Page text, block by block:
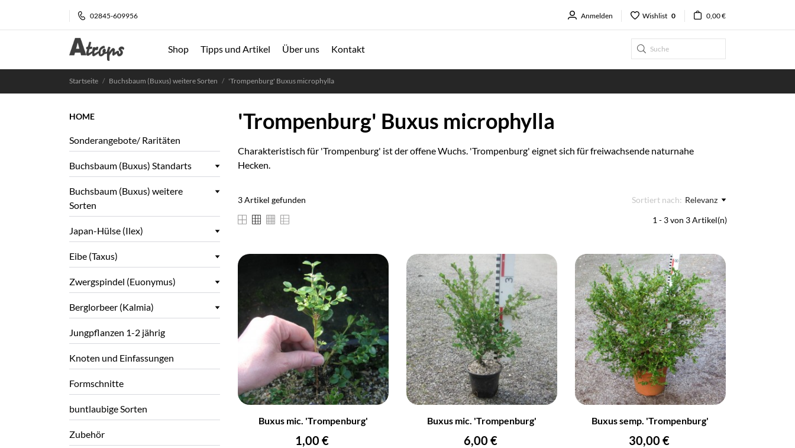
02845-609956 Anmelden Wishlist 0 0,00 €
Shop Tipps und Artikel Über uns Kontakt
Startseite Buchsbaum (Buxus) weitere Sorten 'Trompenburg' Buxus microphylla
HOME
Sonderangebote/ Raritäten
Buchsbaum (Buxus) Standarts
Buchsbaum (Buxus) weitere
Sorten
Japan-Hülse (Ilex)
Eibe (Taxus)
Zwergspindel (Euonymus)
Berglorbeer (Kalmia)
Jungpflanzen 1-2 jährig
Knoten und Einfassungen
Formschnitte
buntlaubige Sorten
Zubehör
'Trompenburg' Buxus microphylla
Charakteristisch für 'Trompenburg' ist der offene Wuchs. 'Trompenburg' eignet sich für freiwachsende naturnahe
Hecken.
3 Artikel gefunden Sortiert nach: Relevanz
1 - 3 von 3 Artikel(n)
Buxus mic. 'Trompenburg'
Preis
1,00 €
– +
IN DEN WARENKORB
Buxus mic. 'Trompenburg'
Preis
6,00 €
– +
IN DEN WARENKORB
Buxus semp. 'Trompenburg'
Preis
30,00 €
– +
IN DEN WARENKORB